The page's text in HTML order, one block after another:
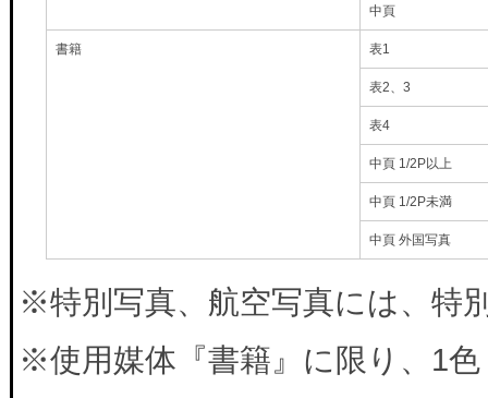
中頁
書籍 表1
表2、3
表4
中頁 1/2P以上
中頁 1/2P未満
中頁 外国写真
※特別写真、航空写真には、特
※使用媒体『書籍』に限り、1